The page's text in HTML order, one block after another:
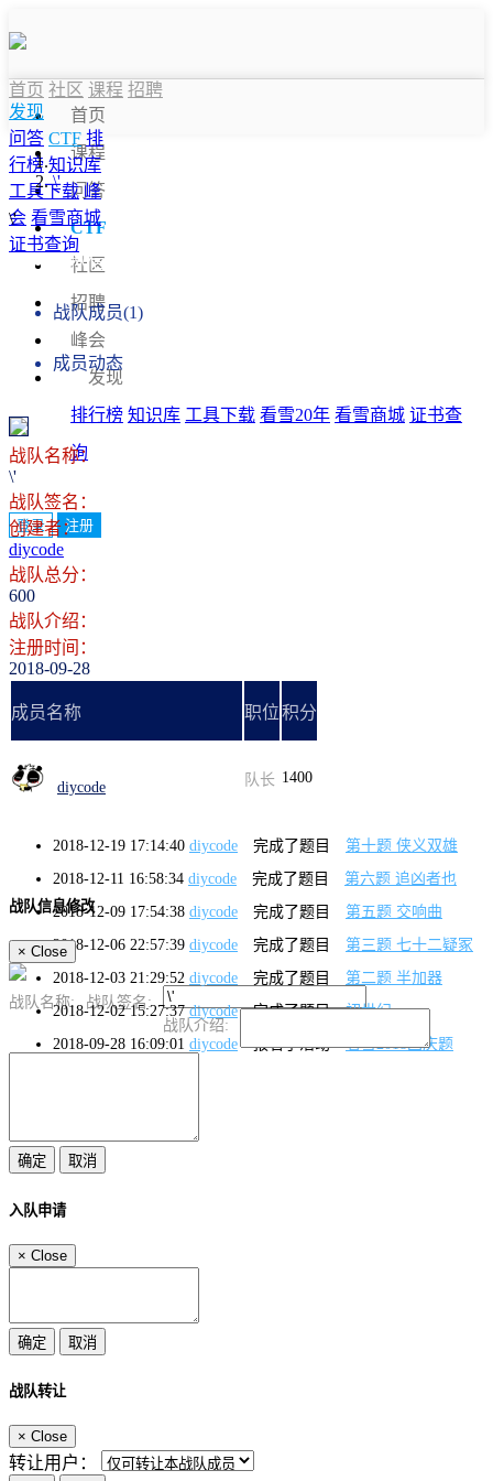
首页
课程
问答
CTF
社区
招聘
峰会
发现
排行榜 知识库 工具下载 看雪20年 看雪商城 证书查
询
登录 注册
首页 社区 课程 招聘
发现
问答 CTF 排
行榜 知识库
工具下载 峰
会 看雪商城
证书查询
\'
\'
战队信息
战队成员(1)
成员动态
战队名称：
\'
战队签名：
创建者：
diycode
战队总分：
600
战队介绍：
注册时间：
2018-09-28
成员名称 职位积分
diycode 队长 1400
2018-12-19 17:14:40 diycode 完成了题目
第十题 侠义双雄
2018-12-11 16:58:34 diycode 完成了题目
第六题 追凶者也
2018-12-09 17:54:38 diycode 完成了题目
第五题 交响曲
2018-12-06 22:57:39 diycode 完成了题目
第三题 七十二疑冢
2018-12-03 21:29:52 diycode 完成了题目
第二题 半加器
2018-12-02 15:27:37 diycode 完成了题目
初世纪
2018-09-28 16:09:01 diycode 报名了活动 看雪2018国庆题
战队信息修改
× Close
战队名称:
战队签名:
战队介绍:
入队申请
× Close
战队转让
× Close
转让用户：